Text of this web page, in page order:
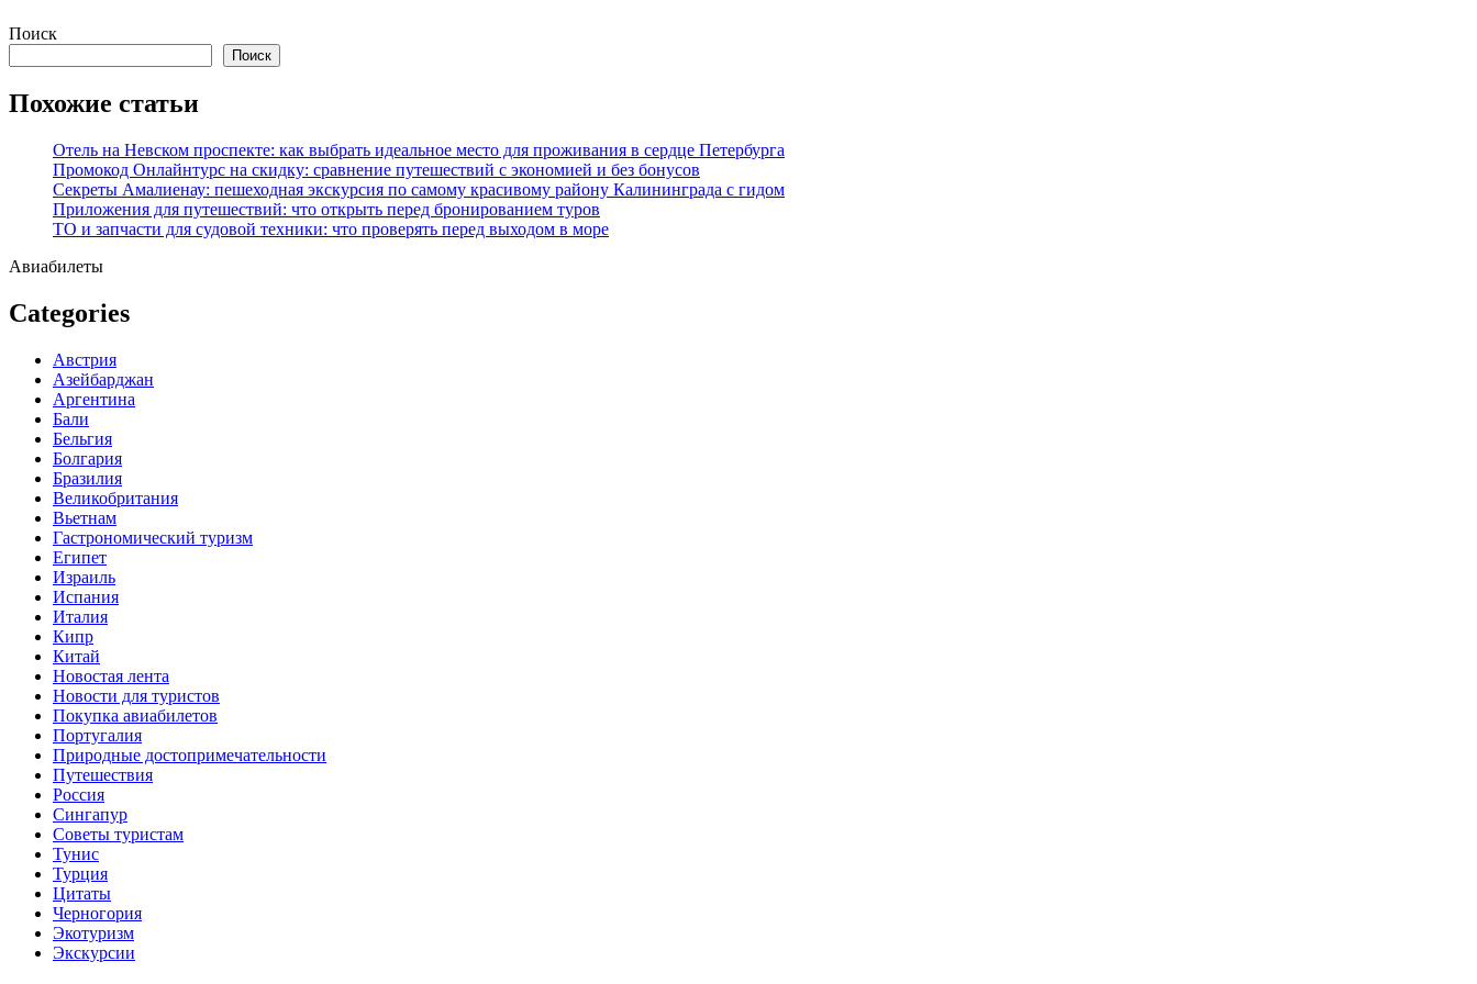
Перейти
содержимому
Поиск
Поиск
Похожие статьи
Отель на Невском проспекте: как выбрать идеальное место для проживания в сердце Петербурга
Промокод Онлайнтурс на скидку: сравнение путешествий с экономией и без бонусов
Секреты Амалиенау: пешеходная экскурсия по самому красивому району Калининграда с гидом
Приложения для путешествий: что открыть перед бронированием туров
ТО и запчасти для судовой техники: что проверять перед выходом в море
Авиабилеты
Categories
Австрия
Азейбарджан
Аргентина
Бали
Бельгия
Болгария
Бразилия
Великобритания
Вьетнам
Гастрономический туризм
Египет
Израиль
Испания
Италия
Кипр
Китай
Новостая лента
Новости для туристов
Покупка авиабилетов
Португалия
Природные достопримечательности
Путешествия
Россия
Сингапур
Советы туристам
Тунис
Турция
Цитаты
Черногория
Экотуризм
Экскурсии